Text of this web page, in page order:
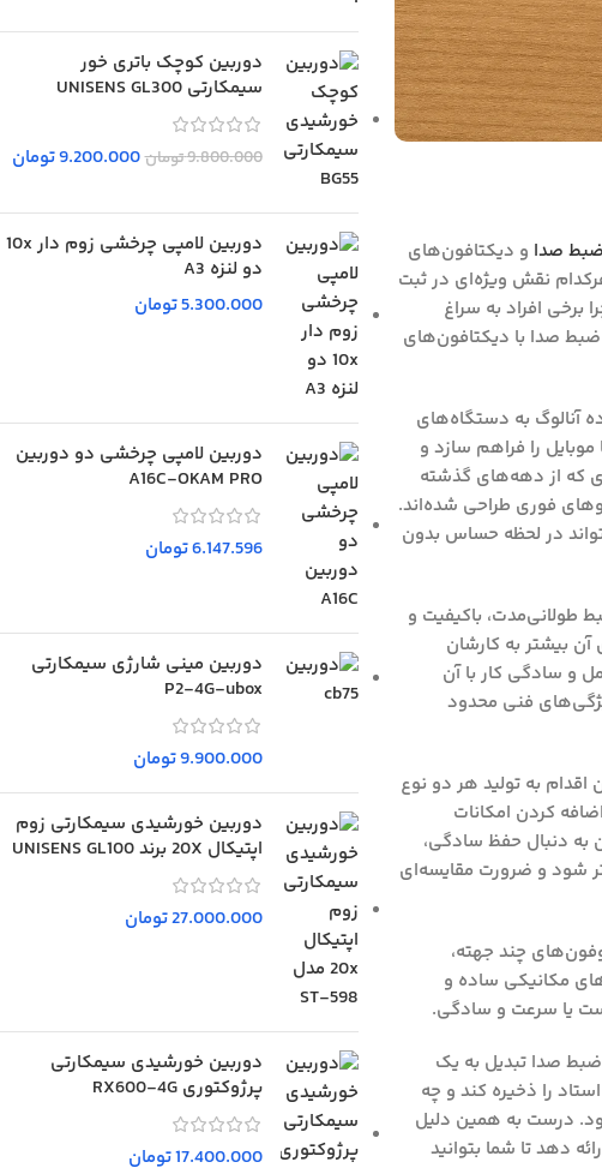
صدا و دیکتافون‌های
نقش ویژه‌ای در ثبت
برخی افراد به سراغ
صدا با دیکتافون‌های
آنالوگ به دستگاه‌های
موبایل را فراهم سازد و
که از دهه‌های گذشته
فوری طراحی شده‌اند.
در لحظه حساس بدون
طولانی‌مدت، باکیفیت و
آن بیشتر به کارشان
و سادگی کار با آن
فنی محدود
به تولید هر دو نوع
کردن امکانات
به دنبال حفظ سادگی،
شود و ضرورت مقایسه‌ای
چند جهته،
مکانیکی ساده و
است یا سرعت و سادگی.
صدا تبدیل به یک
را ذخیره کند و چه
درست به همین دلیل
دهد تا شما بتوانید
دوربین کوچک باتری خور
سیمکارتی UNISENS GL300
9.800.000تومان9.200.000تومان
دوربین لامپی چرخشی زوم دار 10x
دو لنزه A3
5.300.000تومان
دوربین لامپی چرخشی دو دوربین
A16C-OKAM PRO
6.147.596تومان
دوربین مینی شارژی سیمکارتی
P2-4G-ubox
9.900.000تومان
دوربین خورشیدی سیمکارتی زوم
اپتیکال 20X برند UNISENS GL100
27.000.000تومان
دوربین خورشیدی سیمکارتی
پرژوکتوری RX600-4G
17.400.000تومان